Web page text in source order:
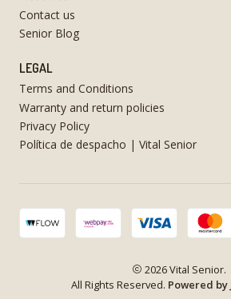
Contact us
Senior Blog
LEGAL
Terms and Conditions
Warranty and return policies
Privacy Policy
Política de despacho | Vital Senior
2026 Vital Senior.
All Rights Reserved. Powered